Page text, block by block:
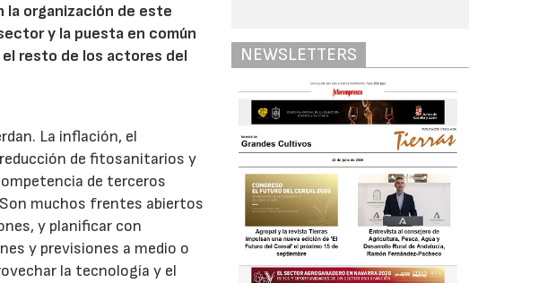
la organización de este
y la puesta en común
el resto de los actores del
La inflación, el
de fitosanitarios y
de terceros
muchos frentes abiertos
y planificar con
y previsiones a medio o
la tecnología y el
NEWSLETTERS